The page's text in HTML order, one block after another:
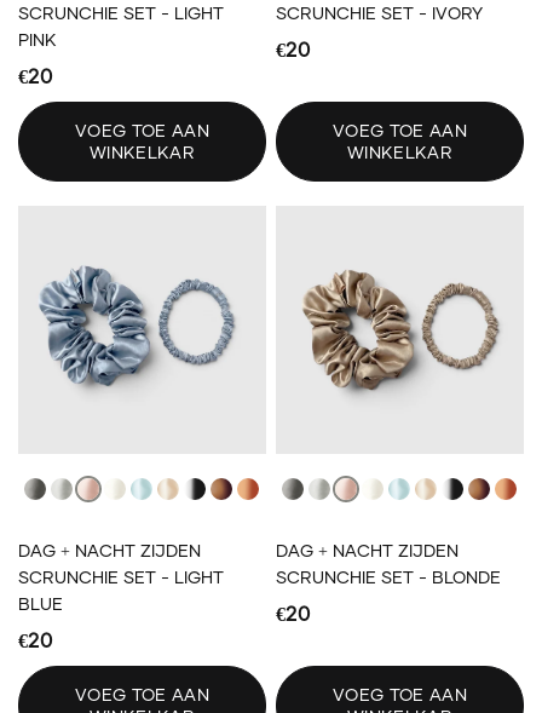
SCRUNCHIE SET - LIGHT
PINK
€20
VOEG TOE AAN
WINKELKAR
SCRUNCHIE SET - IVORY
€20
VOEG TOE AAN
WINKELKAR
DAG + NACHT ZIJDEN
SCRUNCHIE SET - LIGHT
BLUE
€20
Dark GrayLight GrayLight PinkIvoryLight BlueBlonde
Black
BrownAuburn
VOEG TOE AAN
DAG + NACHT ZIJDEN
SCRUNCHIE SET - BLONDE
€20
Dark GrayLight GrayLight PinkIvoryLight BlueBlonde
Black
Brown
VOEG TOE AAN